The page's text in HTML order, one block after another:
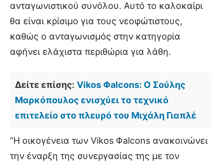
ανταγωνιστικού συνόλου. Αυτό το καλοκαίρι
θα είναι κρίσιμο για τους νεοφώτιστους,
καθώς ο ανταγωνισμός στην κατηγορία
αφήνει ελάχιστα περιθώρια για λάθη.
Δείτε επίσης: Vikos Φalcons: Ο Σούλης
Μαρκόπουλος ενισχύει το τεχνικό
επιτελείο στο πλευρό του Μιχάλη Γιαπλέ
“Η οικογένεια των Vikos Φalcons ανακοινώνει
την έναρξη της συνεργασίας της με τον